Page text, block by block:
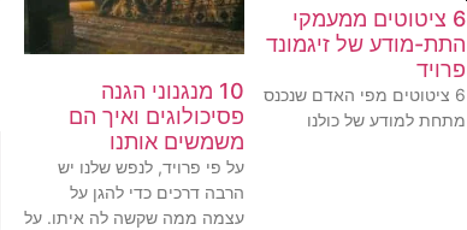
6 ציטוטים ממעמקי
התת-מודע של זיגמונד
פרויד
6 ציטוטים מפי האדם שנכנס
מתחת למודע של כולנו
10 מנגנוני הגנה
פסיכולוגים ואיך הם
משמשים אותנו
על פי פרויד, לנפש שלנו יש
הרבה דרכים כדי להגן על
עצמה ממה שקשה לה איתו. על